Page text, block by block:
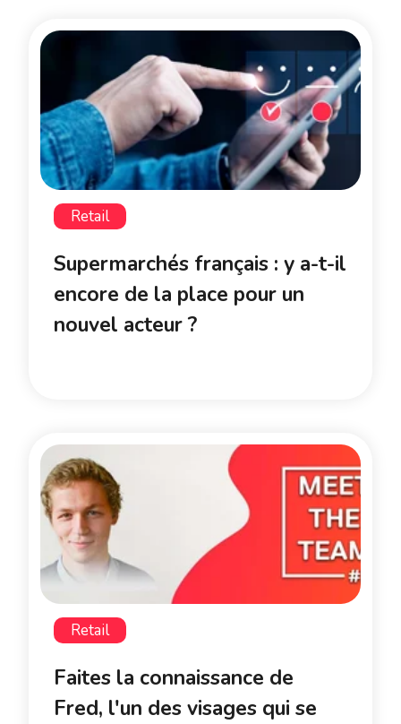
Retail
Supermarchés français : y a-t-il
encore de la place pour un
nouvel acteur ?
Retail
Faites la connaissance de
Fred, l'un des visages qui se